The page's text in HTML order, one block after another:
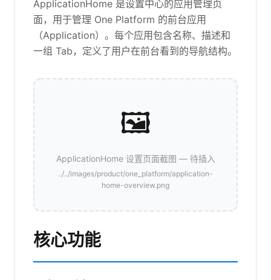
ApplicationHome 是设置中心的应用管理页
面，用于管理 One Platform 的前台应用
（Application）。每个应用包含名称、描述和
一组 Tab，定义了用户在前台看到的导航结构。
🖼️
ApplicationHome 设置页面截图 — 待插入
../../images/product/one_platform/application-
home-overview.png
核心功能